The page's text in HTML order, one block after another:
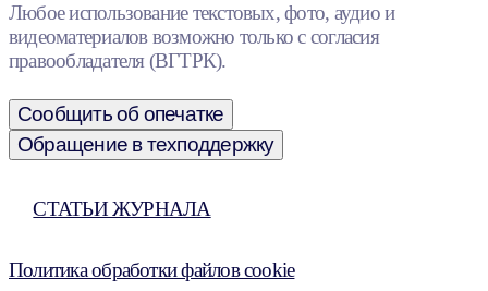
Любое использование текстовых, фото, аудио и
видеоматериалов возможно только с согласия
правообладателя (ВГТРК).
Сообщить об опечатке
Обращение в техподдержку
СТАТЬИ ЖУРНАЛА
Политика обработки файлов cookie